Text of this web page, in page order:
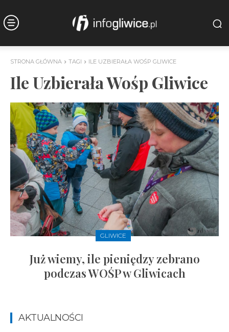
STRONA GŁÓWNA TAGI ILE UZBIERAŁA WOŚP GLIWICE
Ile Uzbierała Wośp Gliwice
GLIWICE
Już wiemy, ile pieniędzy zebrano
podczas WOŚP w Gliwicach
AKTUALNOŚCI